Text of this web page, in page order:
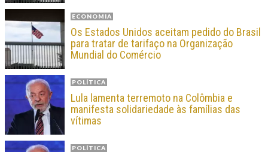
ECONOMIA
Os Estados Unidos aceitam pedido do Brasil
para tratar de tarifaço na Organização
Mundial do Comércio
POLÍTICA
Lula lamenta terremoto na Colômbia e
manifesta solidariedade às famílias das
vítimas
POLÍTICA